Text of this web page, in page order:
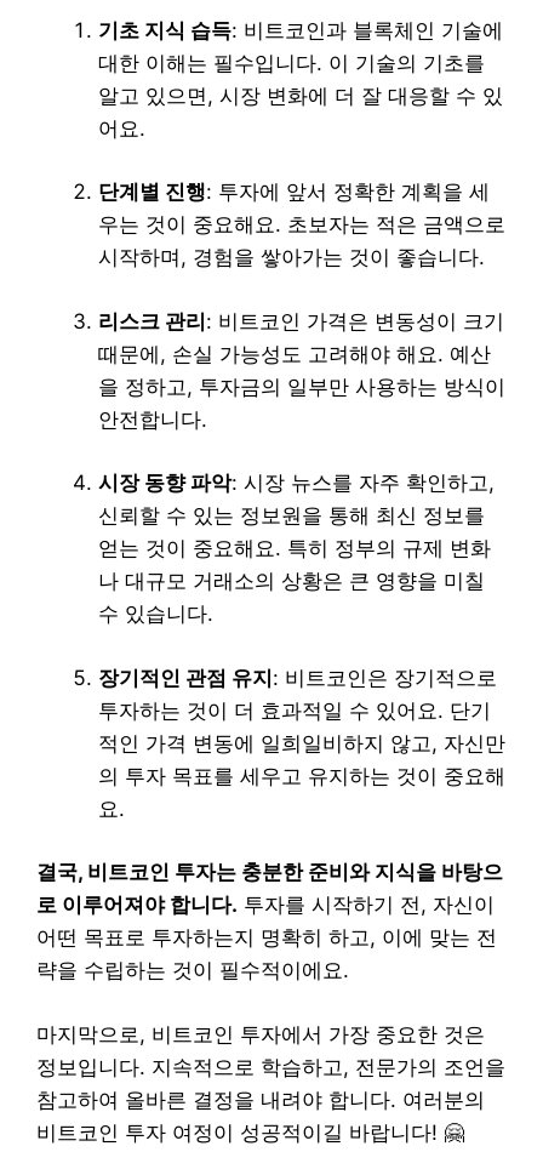
기초 지식 습득: 비트코인과 블록체인 기술에
대한 이해는 필수입니다. 이 기술의 기초를
알고 있으면, 시장 변화에 더 잘 대응할 수 있
어요.
단계별 진행: 투자에 앞서 정확한 계획을 세
우는 것이 중요해요. 초보자는 적은 금액으로
시작하며, 경험을 쌓아가는 것이 좋습니다.
리스크 관리: 비트코인 가격은 변동성이 크기
때문에, 손실 가능성도 고려해야 해요. 예산
을 정하고, 투자금의 일부만 사용하는 방식이
안전합니다.
시장 동향 파악: 시장 뉴스를 자주 확인하고,
신뢰할 수 있는 정보원을 통해 최신 정보를
얻는 것이 중요해요. 특히 정부의 규제 변화
나 대규모 거래소의 상황은 큰 영향을 미칠
수 있습니다.
장기적인 관점 유지: 비트코인은 장기적으로
투자하는 것이 더 효과적일 수 있어요. 단기
적인 가격 변동에 일희일비하지 않고, 자신만
의 투자 목표를 세우고 유지하는 것이 중요해
요.
결국, 비트코인 투자는 충분한 준비와 지식을 바탕으
로 이루어져야 합니다. 투자를 시작하기 전, 자신이
어떤 목표로 투자하는지 명확히 하고, 이에 맞는 전
략을 수립하는 것이 필수적이에요.
마지막으로, 비트코인 투자에서 가장 중요한 것은
정보입니다. 지속적으로 학습하고, 전문가의 조언을
참고하여 올바른 결정을 내려야 합니다. 여러분의
비트코인 투자 여정이 성공적이길 바랍니다! 🤗